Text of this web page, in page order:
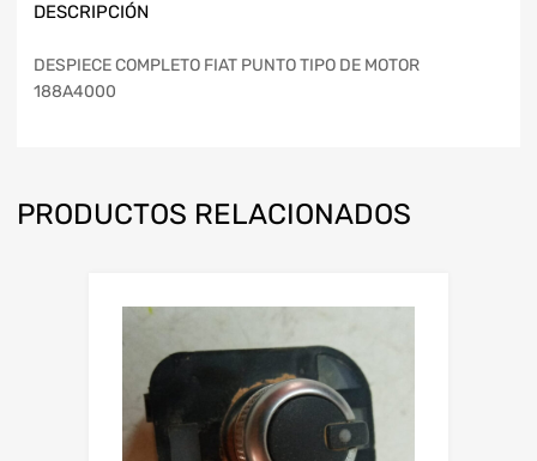
DESCRIPCIÓN
DESPIECE COMPLETO FIAT PUNTO TIPO DE MOTOR
188A4000
PRODUCTOS RELACIONADOS